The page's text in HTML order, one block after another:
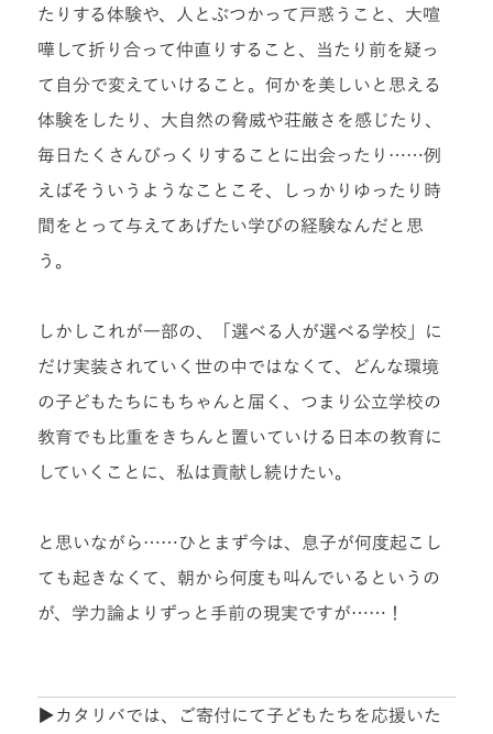
たりする体験や、人とぶつかって戸惑うこと、大喧
嘩して折り合って仲直りすること、当たり前を疑っ
て自分で変えていけること。何かを美しいと思える
体験をしたり、大自然の脅威や荘厳さを感じたり、
毎日たくさんびっくりすることに出会ったり……例
えばそういうようなことこそ、しっかりゆったり時
間をとって与えてあげたい学びの経験なんだと思
う。
しかしこれが一部の、「選べる人が選べる学校」に
だけ実装されていく世の中ではなくて、どんな環境
の子どもたちにもちゃんと届く、つまり公立学校の
教育でも比重をきちんと置いていける日本の教育に
していくことに、私は貢献し続けたい。
と思いながら……ひとまず今は、息子が何度起こし
ても起きなくて、朝から何度も叫んでいるというの
が、学力論よりずっと手前の現実ですが……！
▶︎カタリバでは、ご寄付にて子どもたちを応援いた